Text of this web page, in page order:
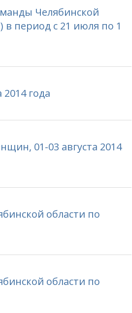
Челябинской
период с 21 июля по 1
года
01-03 августа 2014
области по
области по